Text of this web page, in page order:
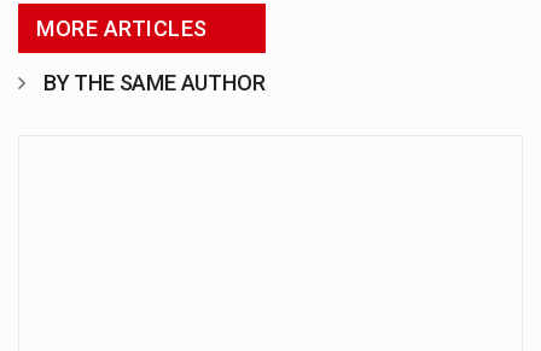
MORE ARTICLES
BY THE SAME AUTHOR